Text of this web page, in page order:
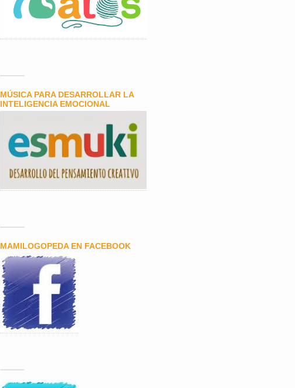
MÚSICA PARA DESARROLLAR LA
INTELIGENCIA EMOCIONAL
MAMILOGOPEDA EN FACEBOOK